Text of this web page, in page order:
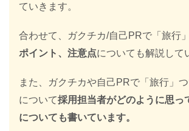
ていきます。
合わせて、ガクチカ/自己PRで「旅行
ポイント、注意点についても解説して
また、ガクチカや自己PRで「旅行」
について採用担当者がどのように思っ
についても書いています。